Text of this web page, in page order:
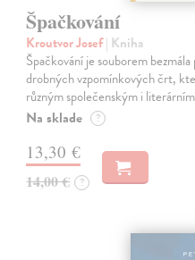
Špačkování
Kroutvor Josef| Kniha
Špačkování je souborem
drobných vzpomínkových črt,
různým společenským i
Na sklade ?
13,30 €
14,00 € ?